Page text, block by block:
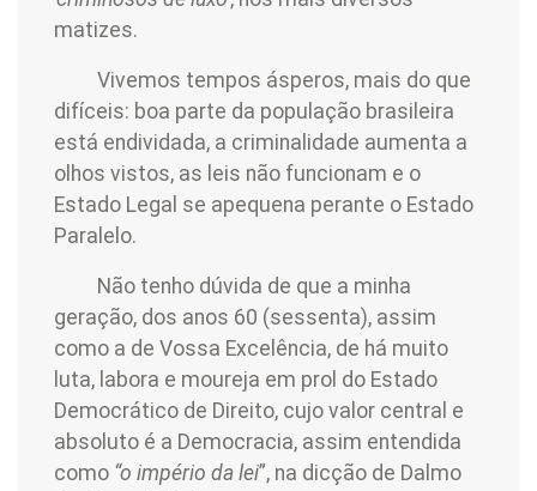
matizes.
Vivemos tempos ásperos, mais do que
difíceis: boa parte da população brasileira
está endividada, a criminalidade aumenta a
olhos vistos, as leis não funcionam e o
Estado Legal se apequena perante o Estado
Paralelo.
Não tenho dúvida de que a minha
geração, dos anos 60 (sessenta), assim
como a de Vossa Excelência, de há muito
luta, labora e moureja em prol do Estado
Democrático de Direito, cujo valor central e
absoluto é a Democracia, assim entendida
como “o império da lei”, na dicção de Dalmo